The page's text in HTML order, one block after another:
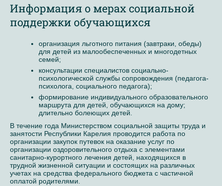
Информация о мерах социальной
поддержки обучающихся
организация льготного питания (завтраки, обеды)
для детей из малообеспеченных и многодетных
семей;
консультации специалистов социально-
психологической службы сопровождения (педагога-
психолога, социального педагога);
формирование индивидуального образовательного
маршрута для детей, обучающихся на дому;
длительно болеющих детей.
В течение года Министерством социальной защиты труда и
занятости Республики Карелия проводится работа по
организации закупок путевок на оказание услуг по
организации оздоровительного отдыха с элементами
санитарно-курортного лечения детей, находящихся в
трудной жизненной ситуации и состоящих на различных
учетах на средства федерального бюджета с частичной
оплатой родителями.